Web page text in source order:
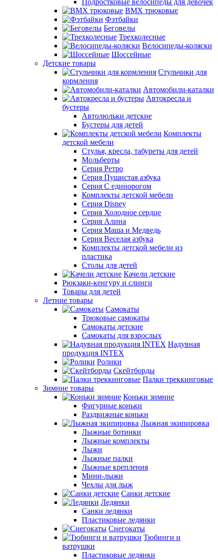
Подростковые велосипеды для девочек
BMX трюковые
Фэтбайки
Беговелы
Трехколесные
Велосипеды-коляски
Шоссейные
Детские товары
Стульчики для
кормления
Автомобили-каталки
Автокресла и
бустеры
Автолюльки детские
Бустеры для детей
Комплекты
детской мебели
Стулья, кресла, табуреты для детей
Мольберты
Серия Ретро
Серия Пушистая азбука
Серия С единорогом
Комплекты детской мебели
Серия Disney
Серия Холодное сердце
Серия Алина
Серия Маша и Медведь
Серия Веселая азбука
Комплекты детской мебели из
пластика
Столы для детей
Качели детские
Рюкзаки-кенгуру и слинги
Товары для детей
Летние товары
Самокаты
Трюковые самокаты
Самокаты детские
Самокаты для взрослых
Надувная
продукция INTEX
Ролики
Скейтборды
Палки треккинговые
Зимние товары
Коньки зимние
Фигурные коньки
Раздвижные коньки
Лыжная экипировка
Лыжные ботинки
Лыжные комплекты
Лыжи
Лыжные палки
Лыжные крепления
Мини-лыжи
Чехлы для лыж
Санки детские
Ледянки
Санки ледянки
Пластиковые ледянки
Снегокаты
Тюбинги и
ватрушки
Пластиковые ледянки